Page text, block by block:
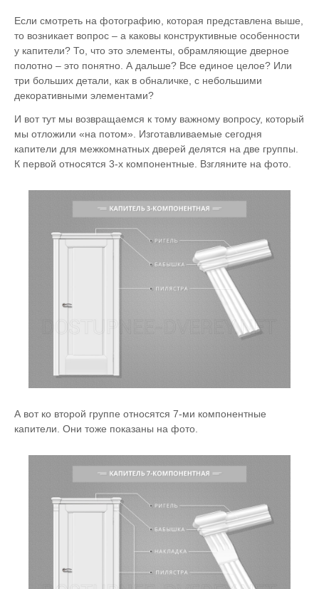
Если смотреть на фотографию, которая представлена выше,
то возникает вопрос – а каковы конструктивные особенности
у капители? То, что это элементы, обрамляющие дверное
полотно – это понятно. А дальше? Все единое целое? Или
три больших детали, как в обналичке, с небольшими
декоративными элементами?
И вот тут мы возвращаемся к тому важному вопросу, который
мы отложили «на потом». Изготавливаемые сегодня
капители для межкомнатных дверей делятся на две группы.
К первой относятся 3-х компонентные. Взгляните на фото.
А вот ко второй группе относятся 7-ми компонентные
капители. Они тоже показаны на фото.